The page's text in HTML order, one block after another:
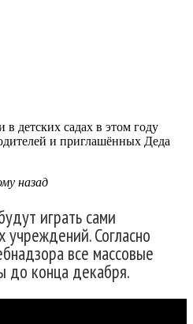
детских садах в этом году
и приглашённых Деда
назад
играть сами
Согласно
все массовые
до конца декабря.